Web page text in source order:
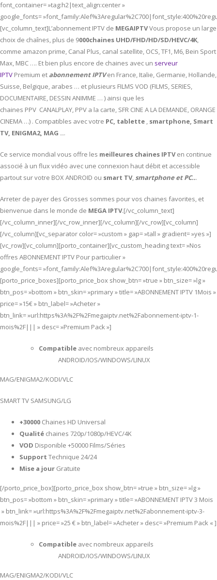
font_container= »tag:h2|text_align:center »
google_fonts=
[vc_column_text]L’abonnement IPTV de MEGAIPTVVous propose un large
choix de chaînes, plus de 9000chaines UHD/FHD/HD/SD/HEVC/4K,
comme amazon prime, Canal Plus, canal satellite, OCS, TF1, M6, Bein Sport
Max, MBC …. Et bien plus encore de chaines avec un serveur
IPTV Premium et abonnement IPTVen France, Italie, Germanie, Hollande,
Suisse, Belgique, arabes … et plusieurs FILMS VOD (FILMS, SERIES,
DOCUMENTAIRE, DESSIN ANIMME … ) ainsi que les
chaines PPV CANALPLAY, PPV a la carte, SFR CINE A LA DEMANDE, ORANGE
CINEMA …) . Compatibles avec votre PC, tablette , smartphone, Smart
TV, ENIGMA2, MAG ...
Ce service mondial vous offre les meilleures chaines IPTVen continue
associé à un flux vidéo avec une connexion haut débit et accessible
partout sur votre BOX ANDROID ou smart TV,smartphone et PC...
Arreter de payer des Grosses sommes pour vos chaines favorites, et
bienvenue dans le monde de MEGA IPTV.[/vc_column_text]
[/vc_column_inner][/vc_row_inner][/vc_column][/vc_row][vc_column]
[/vc_column][vc_separator color= »custom » gap= »tall » gradient= »yes »]
[vc_row][vc_column][porto_container][vc_custom_heading text= »Nos
offres ABONNEMENT IPTV Pour particulier »
google_fonts=
[porto_price_boxes][porto_price_box show_btn= »true » btn_size= »lg »
btn_pos= »bottom » btn_skin= »primary » title= »ABONNEMENT IPTV 1Mois »
price= »15€ » btn_label= »Acheter »
btn_link= »url:https%3A%2F%2Fmegaiptv.net%2Fabonnement-iptv-1-
mois%2F||| » desc= »Premium Pack »]
Compatible avec nombreux appareils
ANDROID/IOS/WINDOWS/LINUX
MAG/ENIGMA2/KODI/VLC
SMART TV SAMSUNG/LG
+30000 Chaines HD Universal
Qualité chaines 720p/1080p/HEVC/4K
VOD Disponible +50000 Films/Séries
Support Technique 24/24
Mise a jour Gratuite
[/porto_price_box][porto_price_box show_btn= »true » btn_size= »lg »
btn_pos= »bottom » btn_skin= »primary » title= »ABONNEMENT IPTV 3 Mois
» btn_link= »url:https%3A%2F%2Fmegaiptv.net%2Fabonnement-iptv-3-
mois%2F||| » price= »25 € » btn_label= »Acheter » desc= »Premium Pack « ]
Compatible avec nombreux appareils
ANDROID/IOS/WINDOWS/LINUX
MAG/ENIGMA2/KODI/VLC